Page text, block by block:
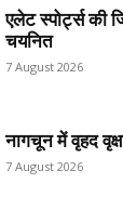
एलेट स्पोर्ट्स की
चयनित
7 August 2026
नागचून में वृहद
7 August 2026